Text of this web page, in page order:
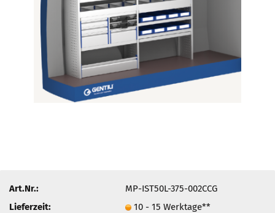
Art.Nr.:
MP-IST50L-375-002CCG
Lieferzeit:
10 - 15 Werktage**